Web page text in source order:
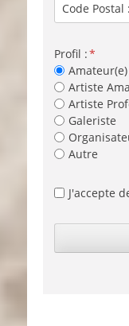
Code Postal :
Profil :
Artiste
Artiste
Galeriste
Autre
J'accepte